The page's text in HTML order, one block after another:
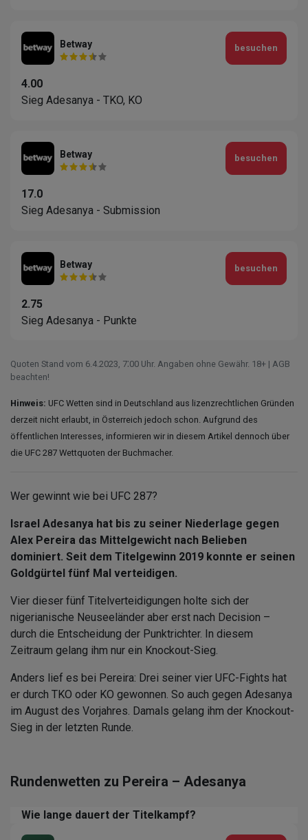
Betway
4.00
Sieg Adesanya - TKO, KO
besuchen
Betway
17.0
Sieg Adesanya - Submission
besuchen
Betway
2.75
Sieg Adesanya - Punkte
besuchen
Quoten Stand vom 6.4.2023‚ 7⁚00 Uhr. Angaben ohne Gewähr. 18+ | AGB
beachten!
Hinweis: UFC Wetten sind in Deutschland aus lizenzrechtlichen Gründen
derzeit nicht erlaubt, in Österreich jedoch schon. Aufgrund des
öffentlichen Interesses, informieren wir in diesem Artikel dennoch über
die UFC 287 Wettquoten der Buchmacher.
Wer gewinnt wie bei UFC 287?
Israel Adesanya hat bis zu seiner Niederlage gegen
Alex Pereira das Mittelgewicht nach Belieben
dominiert. Seit dem Titelgewinn 2019 konnte er seinen
Goldgürtel fünf Mal verteidigen.
Vier dieser fünf Titelverteidigungen holte sich der
nigerianische Neuseeländer aber erst nach Decision –
durch die Entscheidung der Punktrichter. In diesem
Zeitraum gelang ihm nur ein Knockout-Sieg.
Anders lief es bei Pereira: Drei seiner vier UFC-Fights hat
er durch TKO oder KO gewonnen. So auch gegen Adesanya
im August des Vorjahres. Damals gelang ihm der Knockout-
Sieg in der letzten Runde.
Rundenwetten zu Pereira – Adesanya
Wie lange dauert der Titelkampf?